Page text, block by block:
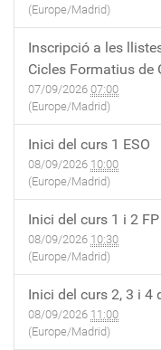
(Europe/Madrid)
Inscripció a les
Cicles Formatius de
07/09/2026 07:00
(Europe/Madrid)
Inici del curs 1 ESO
08/09/2026 10:00
(Europe/Madrid)
Inici del curs 1 i 2
08/09/2026 10:30
(Europe/Madrid)
Inici del curs 2, 3 i 4
08/09/2026 11:00
(Europe/Madrid)